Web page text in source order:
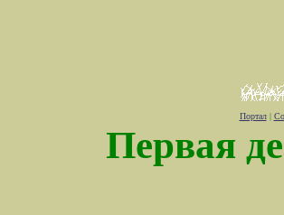
Портал|
Первая